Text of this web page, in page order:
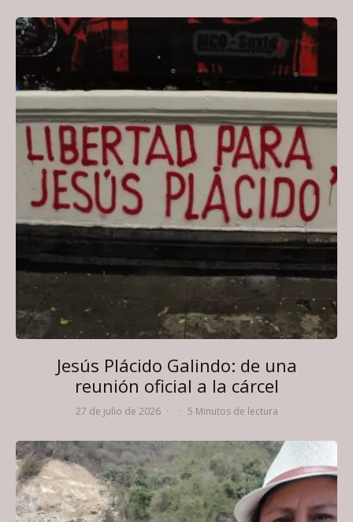
Jesús Plácido Galindo: de una
reunión oficial a la cárcel
27 de julio de 2026 · · 5 Minutos de lectura